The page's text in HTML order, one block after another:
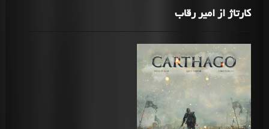
کارتاژ از امیر رقاب